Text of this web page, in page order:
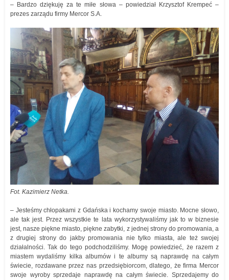
– Bardzo dziękuję za te miłe słowa – powiedział Krzysztof Krempeć –
prezes zarządu firmy Mercor S.A.
Fot. Kazimierz Netka.
– Jesteśmy chłopakami z Gdańska i kochamy swoje miasto. Mocne słowo,
ale tak jest. Przez wszystkie te lata wykorzystywaliśmy jak to w biznesie
jest, nasze piękne miasto, piękne zabytki, z jednej strony do promowania, a
z drugiej strony do jakby promowania nie tylko miasta, ale też swojej
działalności. Tak do tego podchodziliśmy. Mogę powiedzieć, że razem z
miastem wydaliśmy kilka albumów i te albumy są naprawdę na całym
świecie, rozdawane przez nas przedsiębiorcom, dlatego, że firma Mercor
swoje wyroby sprzedaje naprawdę na całym świecie. Sprzedajemy do